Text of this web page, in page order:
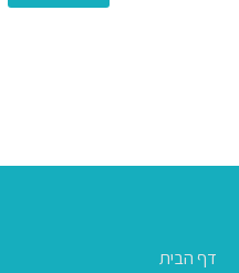
דף הבית